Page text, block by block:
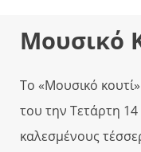
Μουσικό
Το «Μουσικό
του την Τετάρτη 14
καλεσμένους